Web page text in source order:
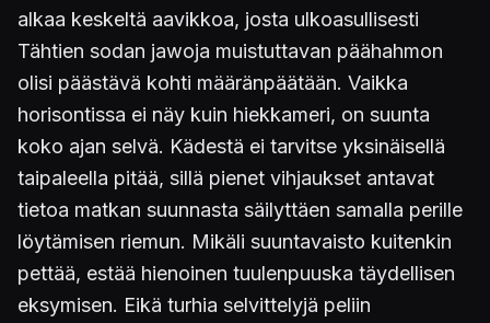
alkaa keskeltä aavikkoa, josta ulkoasullisesti
Tähtien sodan jawoja muistuttavan päähahmon
olisi päästävä kohti määränpäätään. Vaikka
horisontissa ei näy kuin hiekkameri, on suunta
koko ajan selvä. Kädestä ei tarvitse yksinäisellä
taipaleella pitää, sillä pienet vihjaukset antavat
tietoa matkan suunnasta säilyttäen samalla perille
löytämisen riemun. Mikäli suuntavaisto kuitenkin
pettää, estää hienoinen tuulenpuuska täydellisen
eksymisen. Eikä turhia selvittelyjä peliin